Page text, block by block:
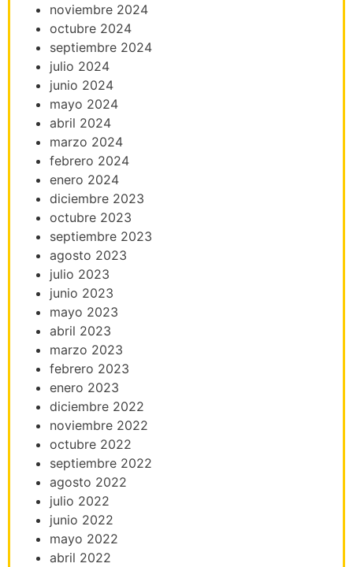
noviembre 2024
octubre 2024
septiembre 2024
julio 2024
junio 2024
mayo 2024
abril 2024
marzo 2024
febrero 2024
enero 2024
diciembre 2023
octubre 2023
septiembre 2023
agosto 2023
julio 2023
junio 2023
mayo 2023
abril 2023
marzo 2023
febrero 2023
enero 2023
diciembre 2022
noviembre 2022
octubre 2022
septiembre 2022
agosto 2022
julio 2022
junio 2022
mayo 2022
abril 2022